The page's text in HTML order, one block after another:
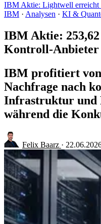
IBM Aktie: Lightwell
IBM · Analysen · KI &
IBM Aktie:
Kontroll-Anbieter
IBM profitiert von
Nachfrage nach
Infrastruktur und
während die
Felix Baarz ·